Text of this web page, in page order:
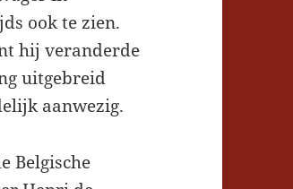
ook te zien.
hij veranderde
uitgebreid
aanwezig.
Belgische